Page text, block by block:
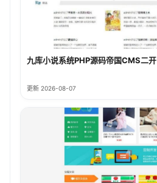
九库小说系统PHP源码帝国CMS二开
更新 2026-08-07